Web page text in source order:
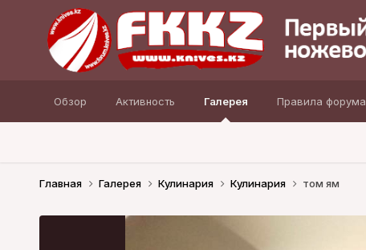
Обзор Активность Галерея Правила форума
Главная Галерея Кулинария Кулинария том ям